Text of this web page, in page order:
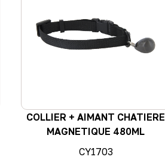
COLLIER + AIMANT CHATIERE
MAGNETIQUE 480ML
CY1703